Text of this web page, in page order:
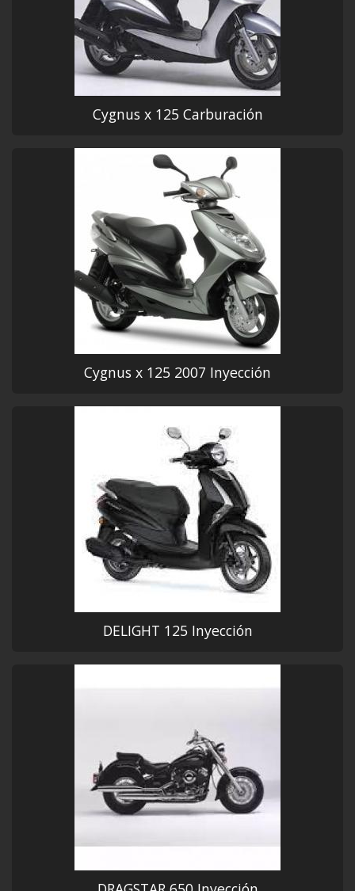
Cygnus x 125 Carburación
Cygnus x 125 2007 Inyección
DELIGHT 125 Inyección